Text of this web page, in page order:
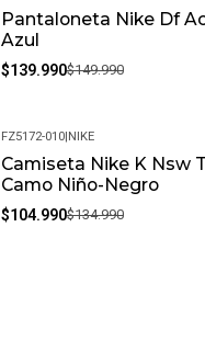
-7%
Pantaloneta Nike Df
Azul
$139.990$149.990
-22%
FZ5172-010|NIKE
Camiseta Nike K Nsw
Camo Niño-Negro
$104.990$134.990